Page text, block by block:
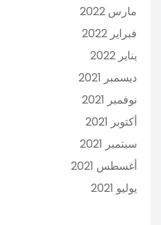
مارس 2022
فبراير 2022
يناير 2022
ديسمبر 2021
نوفمبر 2021
أكتوبر 2021
سبتمبر 2021
أغسطس 2021
يوليو 2021